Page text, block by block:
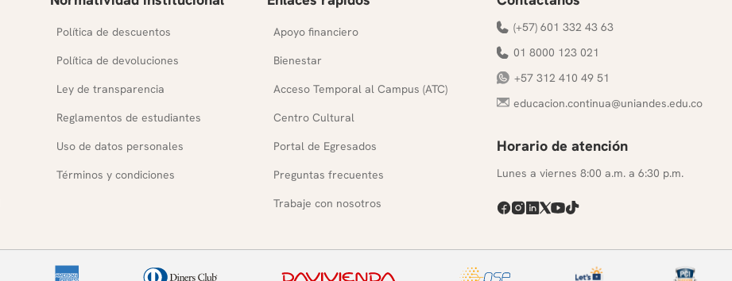
Política de descuentos
Política de devoluciones
Ley de transparencia
Reglamentos de estudiantes
Uso de datos personales
Términos y condiciones
Apoyo financiero
Bienestar
Acceso Temporal al Campus (ATC)
Centro Cultural
Portal de Egresados
Preguntas frecuentes
Trabaje con nosotros
(+57) 601 332 43 63
01 8000 123 021
+57 312 410 49 51
educacion.continua@uniandes.edu.co
Horario de atención
Lunes a viernes 8:00 a.m. a 6:30 p.m.